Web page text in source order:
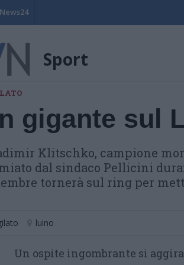
News24
Sport
gigante sul
Klitschko, campione
dal sindaco Pellicini
tornerà sul ring per
luino
Un ospite ingombrante si